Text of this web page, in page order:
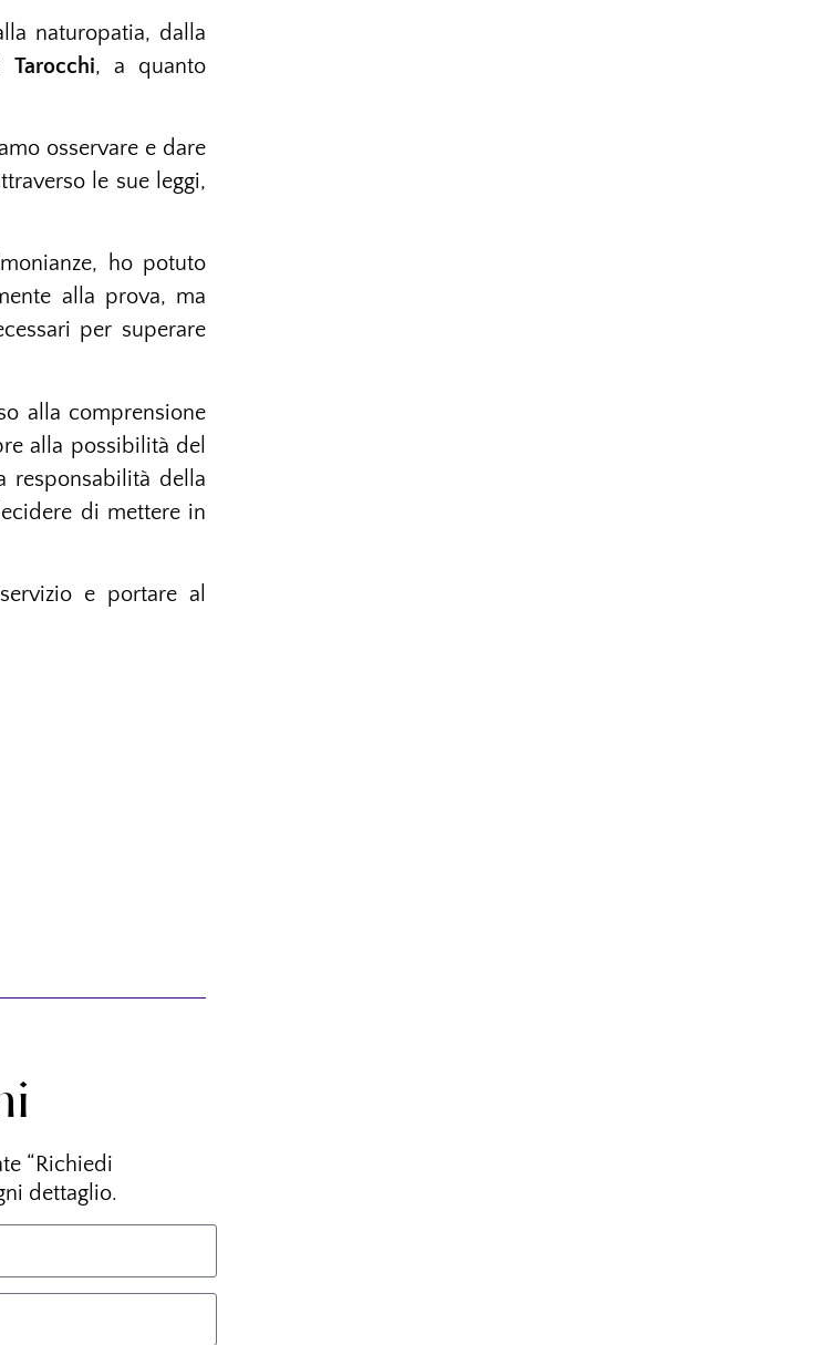
naturopatia, dalla
iTarocchi, a quanto
osservare e dare
le sue leggi,
ho potuto
alla prova, ma
per superare
alla comprensione
alla possibilità del
responsabilità della
di mettere in
e portare al
“Richiedi
dettaglio.